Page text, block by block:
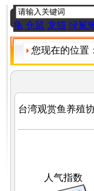
龟 仓鼠 龙猫 绿鬣
您现在的位置
台湾观赏鱼养殖
人气指数